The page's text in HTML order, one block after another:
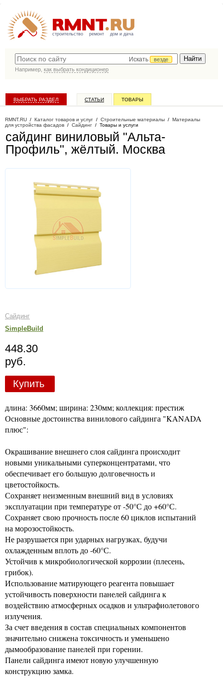
строительство ремонт дом и дача
Искать
везде
Например, как выбрать кондиционер
ВЫБРАТЬ РАЗДЕЛ СТАТЬИ ТОВАРЫ
RMNT.RU / Каталог товаров и услуг / Строительные материалы / Материалы
для устройства фасадов / Сайдинг / Товары и услуги
сайдинг виниловый "Альта-
Профиль", жёлтый. Москва
Сайдинг
SimpleBuild
448.30
руб.
Купить
длина: 3660мм; ширина: 230мм; коллекция: престиж
Основные достоинства винилового сайдинга "KANADA
плюс":
Окрашивание внешнего слоя сайдинга происходит
новыми уникальными суперконцентратами, что
обеспечивает его большую долговечность и
цветостойкость.
Сохраняет неизменным внешний вид в условиях
эксплуатации при температуре от -50°С до +60°С.
Сохраняет свою прочность после 60 циклов испытаний
на морозостойкость.
Не разрушается при ударных нагрузках, будучи
охлажденным вплоть до -60°С.
Устойчив к микробиологической коррозии (плесень,
грибок).
Использование матирующего реагента повышает
устойчивость поверхности панелей сайдинга к
воздействию атмосферных осадков и ультрафиолетового
излучения.
За счет введения в состав специальных компонентов
значительно снижена токсичность и уменьшено
дымообразование панелей при горении.
Панели сайдинга имеют новую улучшенную
конструкцию замка.